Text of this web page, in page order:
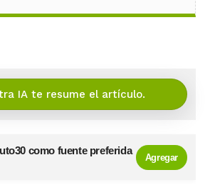
IA te resume el artículo.
como fuente preferida
Agregar